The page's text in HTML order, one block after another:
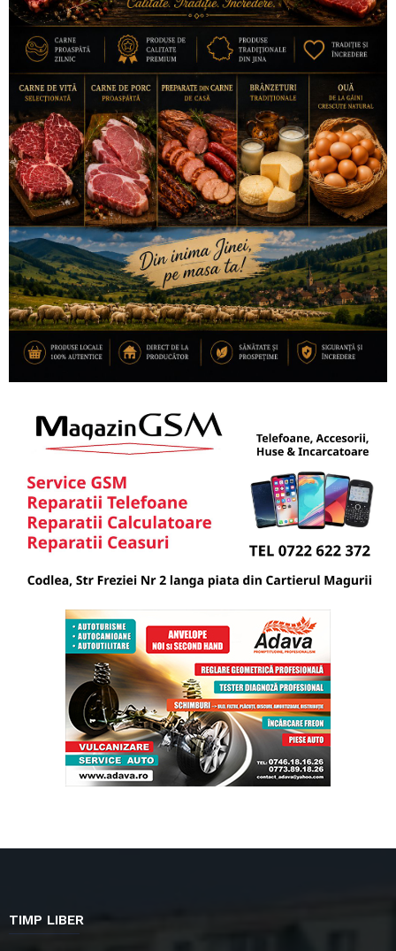
TIMP LIBER